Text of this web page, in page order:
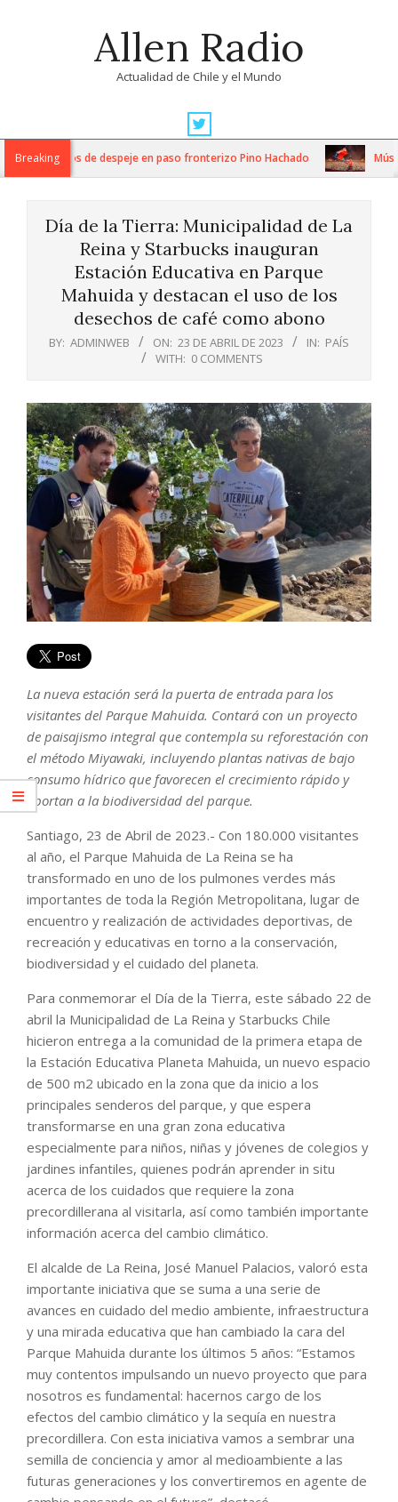
Allen Radio
Actualidad de Chile y el Mundo
Navigation
MenuBreaking
trabajos de despeje en paso fronterizo Pino Hachado Música:
Día de la Tierra: Municipalidad de La
Reina y Starbucks inauguran
Estación Educativa en Parque
Mahuida y destacan el uso de los
desechos de café como abono
BY: ADMINWEB ON: 23 DE ABRIL DE 2023 IN: PAÍS
WITH: 0 COMMENTS
La nueva estación será la puerta de entrada para los
visitantes del Parque Mahuida. Contará con un proyecto
de paisajismo integral que contempla su reforestación con
el método Miyawaki, incluyendo plantas nativas de bajo
consumo hídrico que favorecen el crecimiento rápido y
aportan a la biodiversidad del parque.
Santiago, 23 de Abril de 2023.- Con 180.000 visitantes
al año, el Parque Mahuida de La Reina se ha
transformado en uno de los pulmones verdes más
importantes de toda la Región Metropolitana, lugar de
encuentro y realización de actividades deportivas, de
recreación y educativas en torno a la conservación,
biodiversidad y el cuidado del planeta.
Para conmemorar el Día de la Tierra, este sábado 22 de
abril la Municipalidad de La Reina y Starbucks Chile
hicieron entrega a la comunidad de la primera etapa de
la Estación Educativa Planeta Mahuida, un nuevo espacio
de 500 m2 ubicado en la zona que da inicio a los
principales senderos del parque, y que espera
transformarse en una gran zona educativa
especialmente para niños, niñas y jóvenes de colegios y
jardines infantiles, quienes podrán aprender in situ
acerca de los cuidados que requiere la zona
precordillerana al visitarla, así como también importante
información acerca del cambio climático.
El alcalde de La Reina, José Manuel Palacios, valoró esta
importante iniciativa que se suma a una serie de
avances en cuidado del medio ambiente, infraestructura
y una mirada educativa que han cambiado la cara del
Parque Mahuida durante los últimos 5 años: “Estamos
muy contentos impulsando un nuevo proyecto que para
nosotros es fundamental: hacernos cargo de los
efectos del cambio climático y la sequía en nuestra
precordillera. Con esta iniciativa vamos a sembrar una
semilla de conciencia y amor al medioambiente a las
futuras generaciones y los convertiremos en agente de